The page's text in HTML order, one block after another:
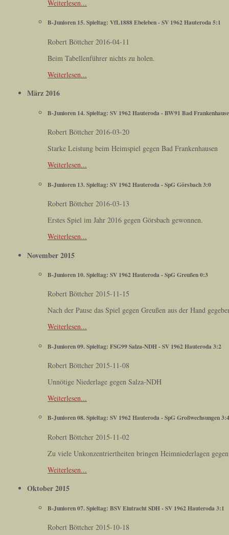
Weiterlesen...
B-Junioren 15. Spieltag: VfL1888 Ebeleben - SV 1962 Hauteroda 5:1
Robert Böttcher 2016-04-11
Beim Tabellenführer nichts zu holen.
Weiterlesen...
März 2016
B-Junioren 14. Spieltag: SV 1962 Hauteroda - BW91 Bad
Robert Böttcher 2016-03-20
Starke Leistung beim Heimspiel gegen Bad Frankenhausen
Weiterlesen...
B-Junioren 13. Spieltag: SV 1962 Hauteroda - SpG Görsbach 3:0
Robert Böttcher 2016-03-13
Erstes Spiel im Jahr 2016 gegen Görsbach gewonnen.
Weiterlesen...
November 2015
B-Junioren 10. Spieltag: SV 1962 Hauteroda - SpG Greußen 0:3
Robert Böttcher 2015-11-15
Nach der Pause das Spiel gegen Greußen aus der Hand
Weiterlesen...
B-Junioren 09. Spieltag: FSG99 Salza-NDH - SV 1962 Hauteroda 3:2
Robert Böttcher 2015-11-08
Unnötige Niederlage gegen Salza-NDH
Weiterlesen...
B-Junioren 08. Spieltag: SV 1962 Hauteroda - SpG Großwechsungen 3:4
Robert Böttcher 2015-11-02
Zu viele Unkonzentriertheiten bringen Heimniederlagen
Weiterlesen...
Oktober 2015
B-Junioren 07. Spieltag: BSV Eintracht SDH - SV 1962 Hauteroda 3:1
Robert Böttcher 2015-10-18